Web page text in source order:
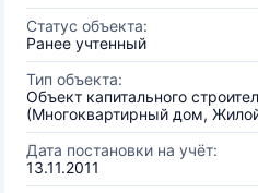
Статус объекта:
Ранее учтенный
Тип объекта:
Объект капитального
(Многоквартирный дом,
Дата постановки на учёт:
13.11.2011